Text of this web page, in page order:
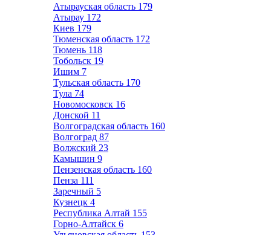
Атырауская область 179
Атырау 172
Киев 179
Тюменская область 172
Тюмень 118
Тобольск 19
Ишим 7
Тульская область 170
Тула 74
Новомосковск 16
Донской 11
Волгоградская область 160
Волгоград 87
Волжский 23
Камышин 9
Пензенская область 160
Пенза 111
Заречный 5
Кузнецк 4
Республика Алтай 155
Горно-Алтайск 6